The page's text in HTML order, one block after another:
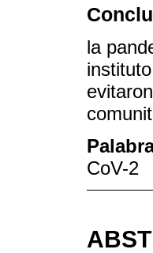
la
CoV-2